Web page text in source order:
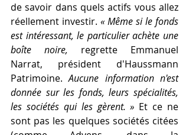
de savoir dans quels actifs vous allez
réellement investir. « Même si le fonds
est intéressant, le particulier achète une
boîte noire, regrette Emmanuel
Narrat, président d'Haussmann
Patrimoine. Aucune information n'est
donnée sur les fonds, leurs spécialités,
les sociétés qui les gèrent. » Et ce ne
sont pas les quelques sociétés citées